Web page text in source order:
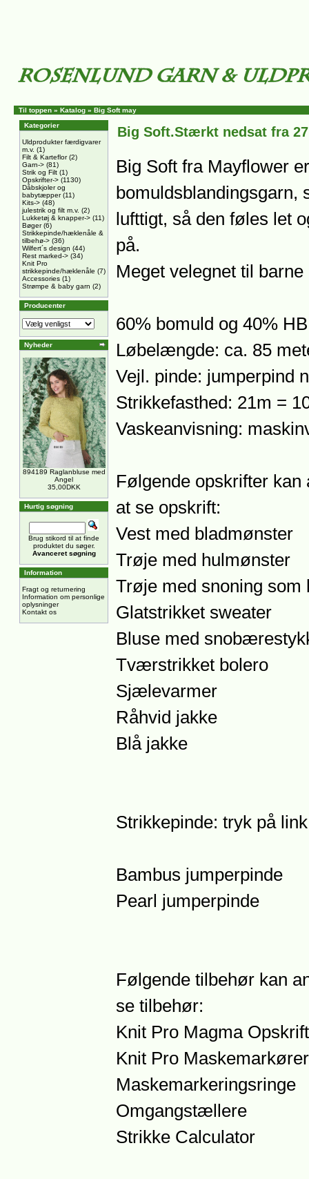
Til toppen » Katalog » Big Soft may
Kategorier
Uldprodukter færdigvarer
m.v. (1)
Filt & Karteflor(2)
Garn-> (81)
Strik og Filt (1)
Opskrifter-> (1130)
Dåbskjoler og
babytæpper(11)
Kits-> (48)
julestrik og filt m.v. (2)
Lukketøj & knapper-> (11)
Bøger(6)
Strikkepinde/hæklenåle &
tilbehø-> (36)
Wilfert´s design (44)
Rest marked-> (34)
Knit Pro
strikkepinde/hæklenåle (7)
Accessories (1)
Strømpe & baby garn (2)
Producenter
Nyheder
894189 Raglanbluse med
Angel
35,00DKK
Hurtig søgning
Brug stikord til at finde
produktet du søger.
Avanceret søgning
Information
Fragt og returnering
Information om personlige
oplysninger
Kontakt os
Big Soft.Stærkt nedsat fra
Big Soft fra Mayflower
bomuldsblandingsgarn,
lufttigt, så den føles let
på.
Meget velegnet til
60% bomuld og 40%
Løbelængde: ca. 85
Vejl. pinde: jumperpind
Strikkefasthed: 21m =
Vaskeanvisning:
Følgende opskrifter
at se opskrift:
Vest med bladmønster
Trøje med hulmønster
Trøje med snoning
Glatstrikket sweater
Bluse med
Tværstrikket bolero
Sjælevarmer
Råhvid jakke
Blå jakke
Strikkepinde: tryk på
Bambus jumperpinde
Pearl jumperpinde
Følgende tilbehør kan
se tilbehør:
Knit Pro Magma
Knit Pro Maskemarkører
Maskemarkeringsringe
Omgangstællere
Strikke Calculator